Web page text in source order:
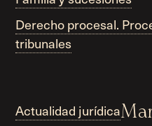
Derecho procesal.
tribunales
Actualidad jurídica